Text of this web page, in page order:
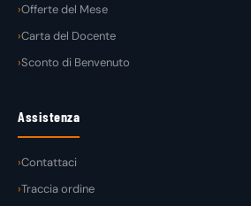
Offerte del Mese
Carta del Docente
Sconto di Benvenuto
Assistenza
Contattaci
Traccia ordine